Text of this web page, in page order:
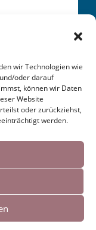
Sie
wir Technologien wie
oder darauf
können wir Daten
Website
oder zurückziehst,
werden.
. Bookmark the